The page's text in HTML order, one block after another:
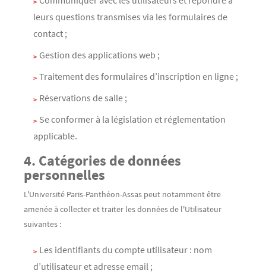
leurs questions transmises via les formulaires de
contact ;
Gestion des applications web ;
Traitement des formulaires d’inscription en ligne ;
Réservations de salle ;
Se conformer à la législation et réglementation
applicable.
4. Catégories de données
personnelles
L'Université Paris-Panthéon-Assas peut notamment être
amenée à collecter et traiter les données de l'Utilisateur
suivantes :
Les identifiants du compte utilisateur : nom
d’utilisateur et adresse email ;